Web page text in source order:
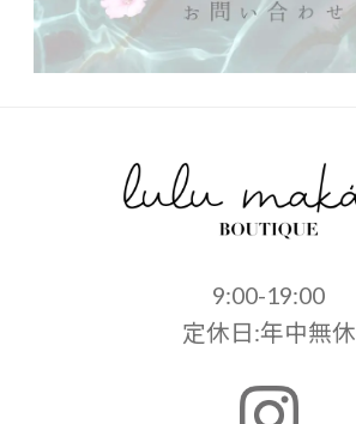
9:00-19:00
定休日:年中無休